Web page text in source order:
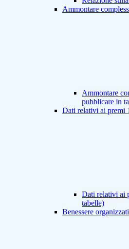
Ammontare
Ammontare
pubblicare in
Dati relativi ai premi 1
Dati relativi ai
tabelle)
Benessere